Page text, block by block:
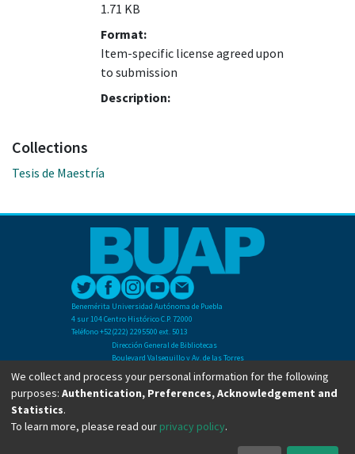
1.71 KB
Format:
Item-specific license agreed upon
to submission
Description:
Collections
Tesis de Maestría
Benemérita Universidad Autónoma de Puebla
4 sur 104 Centro Histórico C.P. 72000
Teléfono +52(222) 2295500 ext. 5013
Dirección General de Bibliotecas
Boulevard Valsequillo y Av. de las Torres
Ciudad Universitaria. Col. San Manuel
C.P. 72570
Teléfono +52 (222) 2295500 Ext 2901
We collect and process your personal information for the following
purposes: Authentication, Preferences, Acknowledgement and
Statistics.
To learn more, please read our privacy policy.